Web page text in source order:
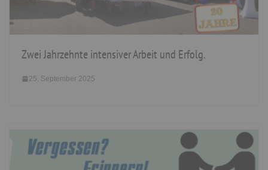
Zwei Jahrzehnte intensiver Arbeit und Erfolg.
25. September 2025